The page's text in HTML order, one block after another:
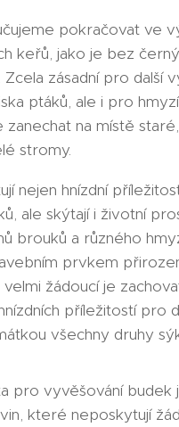
pokračovat ve
keřů, jako je bez
Zcela zásadní pro další
ptáků, ale i pro
zanechat na místě
stromy.
nejen hnízdní
ale skýtají i životní
brouků a různého
prvkem
žádoucí je
příležitostí pro
všechny druhy
pro vyvěšování budek
které neposkytují